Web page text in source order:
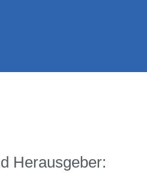
Herausgeber: